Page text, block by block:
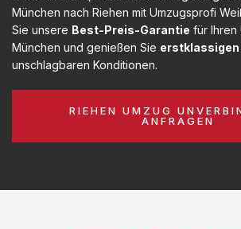
München nach Riehen mit Umzugsprofi
Sie unsere Best-Preis-Garantie für Ihren
München und genießen Sie erstklassigen
unschlagbaren Konditionen.
RIEHEN UMZUG
ANFRAGEN